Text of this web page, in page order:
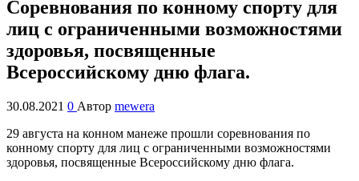
Cоревнования по конному спорту для
лиц с ограниченными возможностями
здоровья, посвященные
Всероссийскому дню флага.
30.08.2021 0 Автор mewera
29 августа на конном манеже прошли соревнования по
конному спорту для лиц с ограниченными возможностями
здоровья, посвященные Всероссийскому дню флага.